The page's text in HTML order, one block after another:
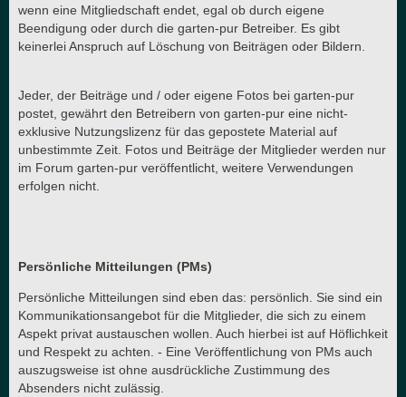
wenn eine Mitgliedschaft endet, egal ob durch eigene
Beendigung oder durch die garten-pur Betreiber. Es gibt
keinerlei Anspruch auf Löschung von Beiträgen oder Bildern.
Jeder, der Beiträge und / oder eigene Fotos bei garten-pur
postet, gewährt den Betreibern von garten-pur eine nicht-
exklusive Nutzungslizenz für das gepostete Material auf
unbestimmte Zeit. Fotos und Beiträge der Mitglieder werden nur
im Forum garten-pur veröffentlicht, weitere Verwendungen
erfolgen nicht.
Persönliche Mitteilungen (PMs)
Persönliche Mitteilungen sind eben das: persönlich. Sie sind ein
Kommunikationsangebot für die Mitglieder, die sich zu einem
Aspekt privat austauschen wollen. Auch hierbei ist auf Höflichkeit
und Respekt zu achten. - Eine Veröffentlichung von PMs auch
auszugsweise ist ohne ausdrückliche Zustimmung des
Absenders nicht zulässig.